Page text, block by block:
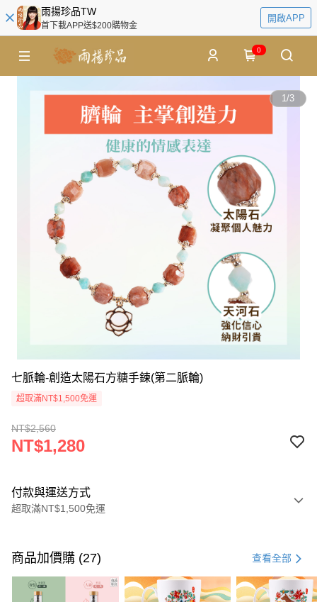
雨揚珍品TW
首下載APP送$200購物金
開啟APP
0
1/3
七脈輪-創造太陽石方糖手鍊(第二脈輪)
超取滿NT$1,500免運
NT$2,560
NT$1,280
付款與運送方式
超取滿NT$1,500免運
信用卡一次付款
LINE Pay
商品加價購 (27) 查看全部